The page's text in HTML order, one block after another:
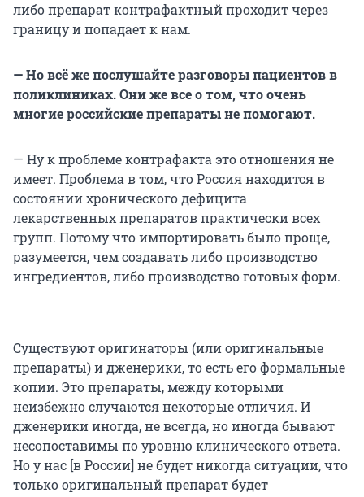
либо препарат контрафактный проходит через
границу и попадает к нам.
— Но всё же послушайте разговоры пациентов в
поликлиниках. Они же все о том, что очень
многие российские препараты не помогают.
— Ну к проблеме контрафакта это отношения не
имеет. Проблема в том, что Россия находится в
состоянии хронического дефицита
лекарственных препаратов практически всех
групп. Потому что импортировать было проще,
разумеется, чем создавать либо производство
ингредиентов, либо производство готовых форм.
Существуют оригинаторы (или оригинальные
препараты) и дженерики, то есть его формальные
копии. Это препараты, между которыми
неизбежно случаются некоторые отличия. И
дженерики иногда, не всегда, но иногда бывают
несопоставимы по уровню клинического ответа.
Но у нас [в России] не будет никогда ситуации, что
только оригинальный препарат будет